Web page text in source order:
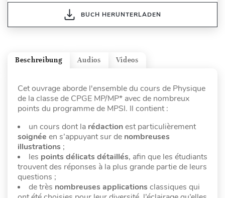
BUCH HERUNTERLADEN
Videos
Audios
Beschreibung
Cet ouvrage aborde l'ensemble du cours de Physique
de la classe de CPGE MP/MP* avec de nombreux
points du programme de MPSI. Il contient :
un cours dont la rédactionest particulièrement
soignée en s’appuyant sur de nombreuses
illustrations ;
les points délicats détaillés, afin que les étudiants
trouvent des réponses à la plus grande partie de leurs
questions ;
de très nombreuses applications classiques qui